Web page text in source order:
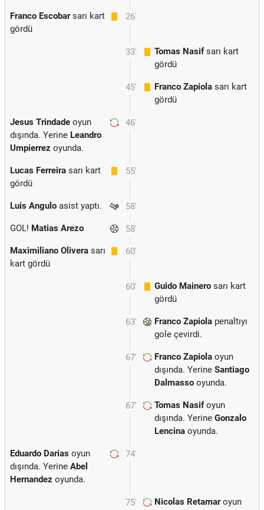
26'
Franco Escobarsarı kart
gördü
33' Tomas Nasifsarı kart
gördü
45' Franco Zapiola sarı kart
gördü
46'
Jesus Trindade oyun
dışında. Yerine Leandro
Umpierrez oyunda.
55'
Lucas Ferreira sarı kart
gördü
58'
Luis Angulo asist yaptı.
58'
GOL! Matias Arezo
60'
Maximiliano Olivera sarı
kart gördü
60' Guido Mainero sarı kart
gördü
63' Franco Zapiola penaltıyı
gole çevirdi.
67' Franco Zapiola oyun
dışında. Yerine Santiago
Dalmasso oyunda.
67' Tomas Nasifoyun
dışında. Yerine Gonzalo
Lencina oyunda.
74'
Eduardo Darias oyun
dışında. Yerine Abel
Hernandez oyunda.
75' Nicolas Retamaroyun